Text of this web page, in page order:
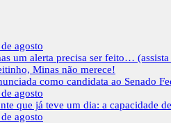
agosto
um alerta precisa ser feito…
Minas não merece!
como candidata ao Senado
agosto
que já teve um dia: a capacidade
agosto